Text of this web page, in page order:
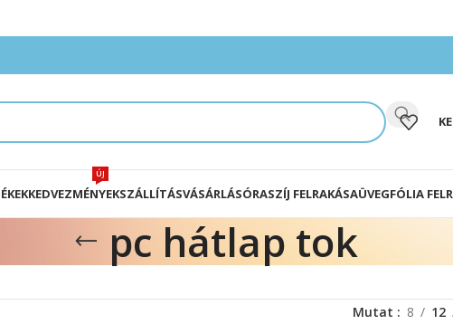
KEDVEZMÉNYEK
ÚJ
SZÁLLÍTÁSVÁSÁRLÁSÓRASZÍJ FELRAKÁSAÜVEGFÓLIA
pc hátlap tok
Mutat 8 12